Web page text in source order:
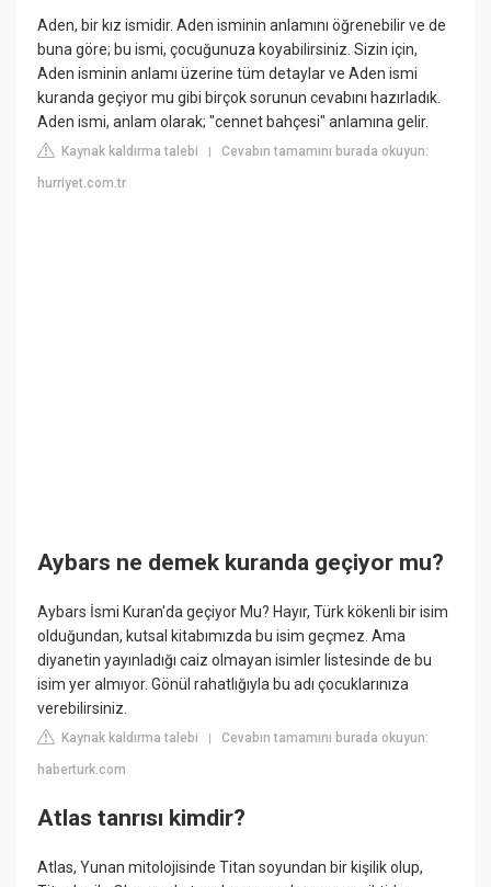
Aden, bir kız ismidir. Aden isminin anlamını öğrenebilir ve de
buna göre; bu ismi, çocuğunuza koyabilirsiniz. Sizin için,
Aden isminin anlamı üzerine tüm detaylar ve Aden ismi
kuranda geçiyor mu gibi birçok sorunun cevabını hazırladık.
Aden ismi, anlam olarak; "cennet bahçesi" anlamına gelir.
Kaynak kaldırma talebi |Cevabın tamamını burada okuyun:
hurriyet.com.tr
Aybars ne demek kuranda geçiyor mu?
Aybars İsmi Kuran'da geçiyor Mu? Hayır, Türk kökenli bir isim
olduğundan, kutsal kitabımızda bu isim geçmez. Ama
diyanetin yayınladığı caiz olmayan isimler listesinde de bu
isim yer almıyor. Gönül rahatlığıyla bu adı çocuklarınıza
verebilirsiniz.
Kaynak kaldırma talebi |Cevabın tamamını burada okuyun:
haberturk.com
Atlas tanrısı kimdir?
Atlas, Yunan mitolojisinde Titan soyundan bir kişilik olup,